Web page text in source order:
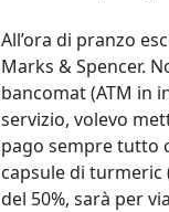
All’ora di pranzo
Marks & Spencer.
bancomat (ATM in
servizio, volevo
pago sempre tutto
capsule di turmeric
del 50%, sarà per